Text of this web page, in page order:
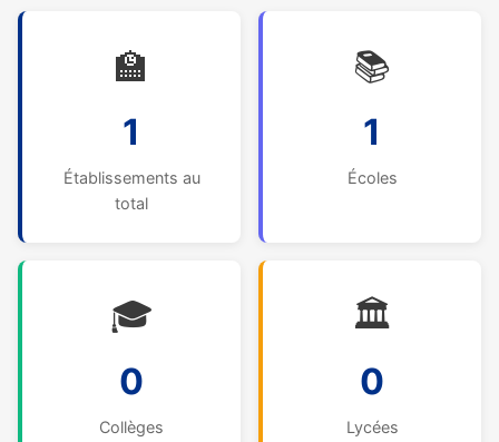
🏫
1
Établissements au
total
📚
1
Écoles
🎓
0
Collèges
🏛️
0
Lycées